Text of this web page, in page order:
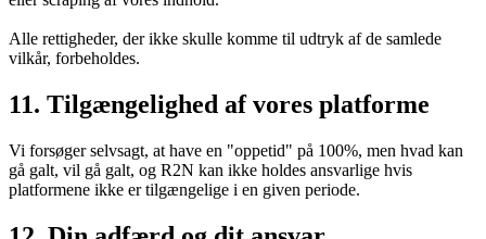
Alle rettigheder, der ikke skulle komme til udtryk af de samlede
vilkår, forbeholdes.
11. Tilgængelighed af vores platforme
Vi forsøger selvsagt, at have en "oppetid" på 100%, men hvad kan
gå galt, vil gå galt, og R2N kan ikke holdes ansvarlige hvis
platformene ikke er tilgængelige i en given periode.